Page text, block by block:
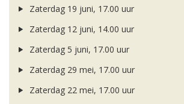
Zaterdag 19 juni, 17.00 uur
Zaterdag 12 juni, 14.00 uur
Zaterdag 5 juni, 17.00 uur
Zaterdag 29 mei, 17.00 uur
Zaterdag 22 mei, 17.00 uur